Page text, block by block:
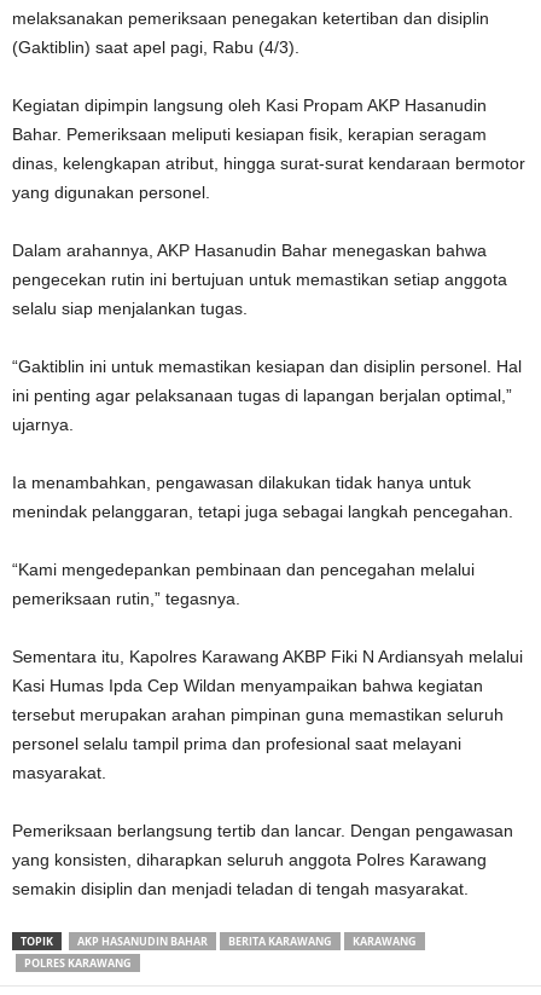
melaksanakan pemeriksaan penegakan ketertiban dan disiplin
(Gaktiblin) saat apel pagi, Rabu (4/3).
‎Kegiatan dipimpin langsung oleh Kasi Propam AKP Hasanudin
Bahar. Pemeriksaan meliputi kesiapan fisik, kerapian seragam
dinas, kelengkapan atribut, hingga surat-surat kendaraan bermotor
yang digunakan personel.
‎Dalam arahannya, AKP Hasanudin Bahar menegaskan bahwa
pengecekan rutin ini bertujuan untuk memastikan setiap anggota
selalu siap menjalankan tugas.
‎“Gaktiblin ini untuk memastikan kesiapan dan disiplin personel. Hal
ini penting agar pelaksanaan tugas di lapangan berjalan optimal,”
ujarnya.
‎Ia menambahkan, pengawasan dilakukan tidak hanya untuk
menindak pelanggaran, tetapi juga sebagai langkah pencegahan.
‎“Kami mengedepankan pembinaan dan pencegahan melalui
pemeriksaan rutin,” tegasnya.
‎Sementara itu, Kapolres Karawang AKBP Fiki N Ardiansyah melalui
Kasi Humas Ipda Cep Wildan menyampaikan bahwa kegiatan
tersebut merupakan arahan pimpinan guna memastikan seluruh
personel selalu tampil prima dan profesional saat melayani
masyarakat.
‎Pemeriksaan berlangsung tertib dan lancar. Dengan pengawasan
yang konsisten, diharapkan seluruh anggota Polres Karawang
semakin disiplin dan menjadi teladan di tengah masyarakat.
TOPIK AKP HASANUDIN BAHAR BERITA KARAWANG
KARAWANG
POLRES KARAWANG